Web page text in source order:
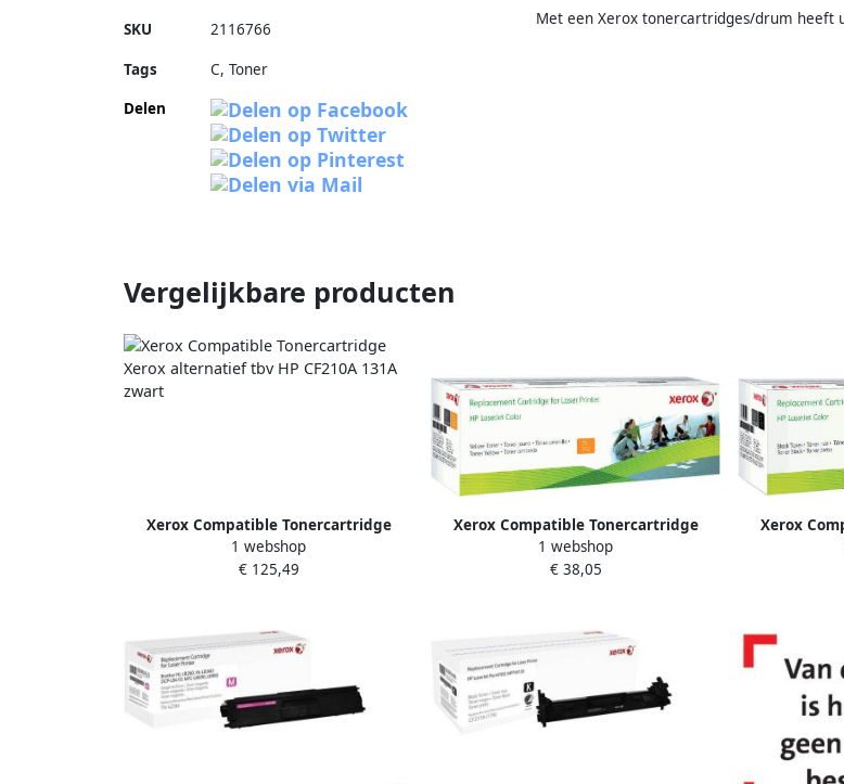
Met een Xerox tonercartridges/drum
SKU 2116766
Tags
C, Toner
Delen
Vergelijkbare producten
Xerox Compatible Tonercartridge
Xerox alternatief tbv HP CF210A 131A
zwart
1 webshop
€ 125,49
Xerox Compatible Tonercartridge
Xerox alternatief tbv HP CF212A 131A
geel
1 webshop
€ 38,05
Xerox
Xerox